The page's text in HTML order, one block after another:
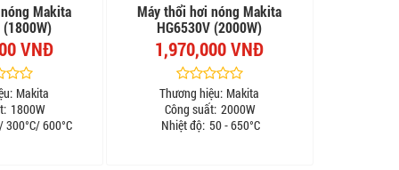
Makita
(1800W)
VNĐ
Makita
1800W
300°C/ 600°C
Máy thổi hơi nóng Makita
HG6530V (2000W)
1,970,000 VNĐ
Thương hiệu: Makita
Công suất: 2000W
Nhiệt độ: 50 - 650°C